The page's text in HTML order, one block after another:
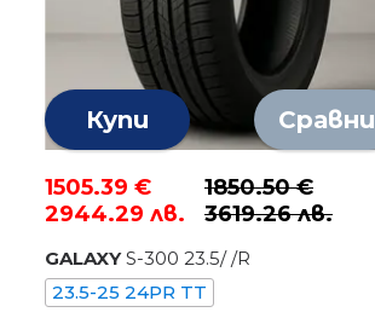
Купи Сравни
1505.39 €
2944.29 лв.
1850.50 €
3619.26 лв.
GALAXY S-300 23.5/ /R
23.5-25 24PR TT